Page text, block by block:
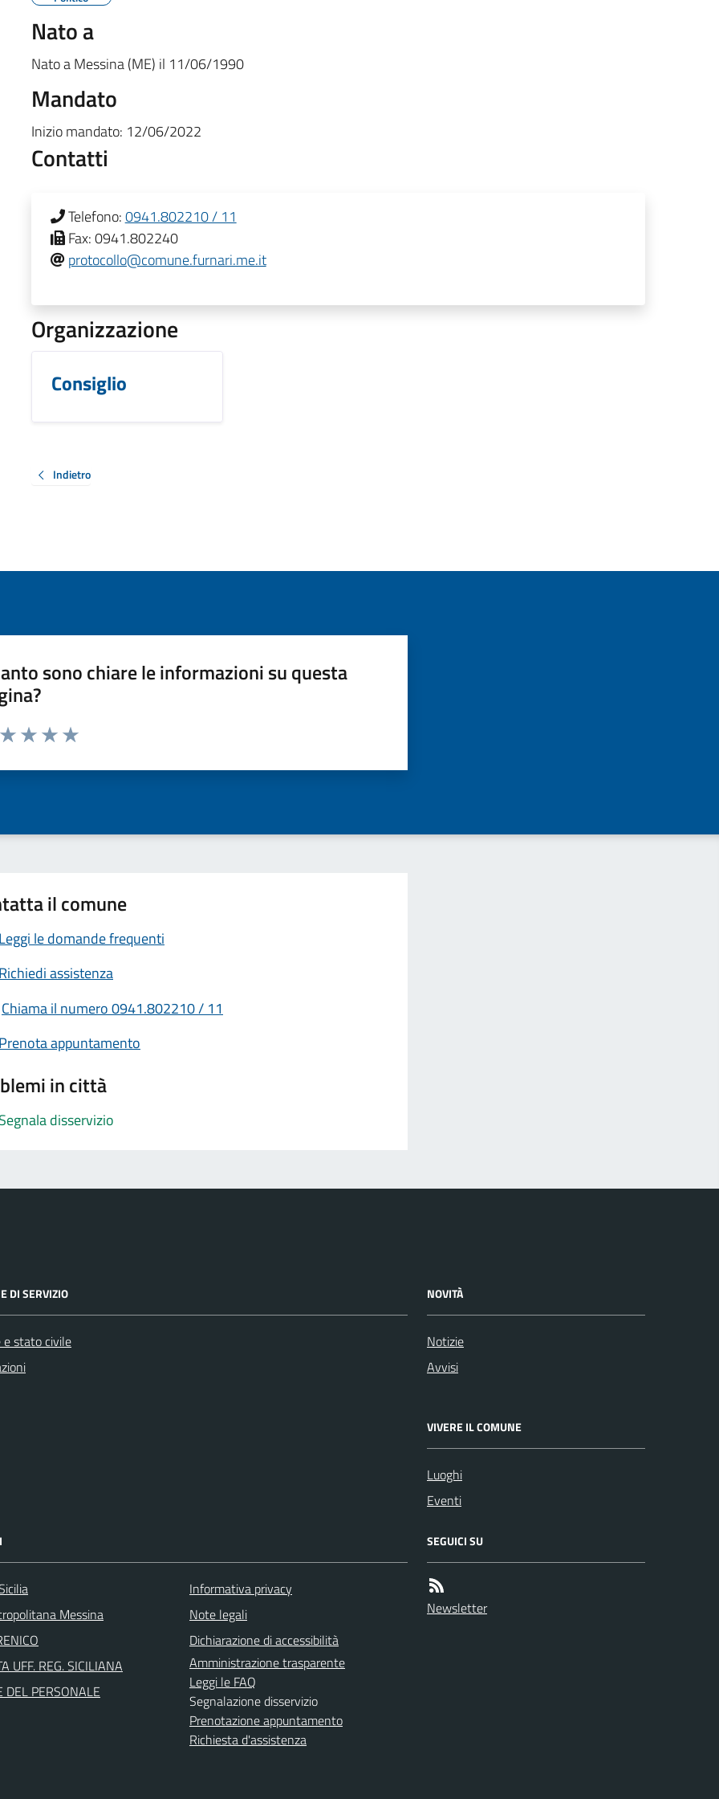
Nato a
Nato aMessina (ME) il 11/06/1990
Mandato
Inizio mandato: 12/06/2022
Contatti
Telefono:0941.802210 / 11
Fax:0941.802240
protocollo@comune.furnari.me.it
Organizzazione
Consiglio
Indietro
sono chiare le informazioni su questa
da 1 a 5 stelle la pagina
il comune
Leggi le domande frequenti
Richiedi assistenza
Chiama il numero 0941.802210 / 11
Prenota appuntamento
in città
Segnala disservizio
DI SERVIZIO
e stato civile
NOVITÀ
Notizie
Avvisi
VIVERE IL COMUNE
Luoghi
Eventi
Messina
UFF. REG. SICILIANA
DEL PERSONALE
Informativa privacy
Note legali
Dichiarazione di accessibilità
Amministrazione trasparente
Leggi le FAQ
Segnalazione disservizio
Prenotazione appuntamento
Richiesta d'assistenza
SEGUICI SU
Newsletter